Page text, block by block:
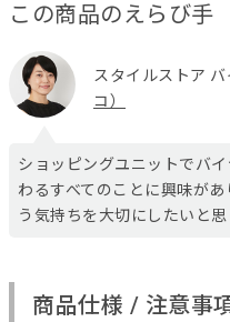
この商品のえらび手
スタイルストア バ
コ）
ショッピングユニットでバ
わるすべてのことに興味が
う気持ちを大切にしたいと思
商品仕様 / 注意事